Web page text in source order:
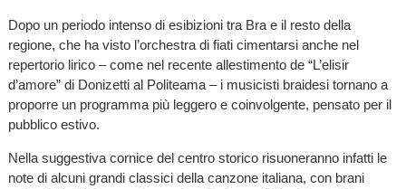
Dopo un periodo intenso di esibizioni tra Bra e il resto della
regione, che ha visto l’orchestra di fiati cimentarsi anche nel
repertorio lirico – come nel recente allestimento de “L’elisir
d’amore” di Donizetti al Politeama – i musicisti braidesi tornano a
proporre un programma più leggero e coinvolgente, pensato per il
pubblico estivo.
Nella suggestiva cornice del centro storico risuoneranno infatti le
note di alcuni grandi classici della canzone italiana, con brani